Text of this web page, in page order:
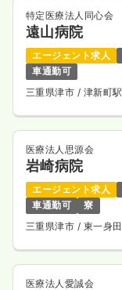
特定医療法人同心会
遠山病院
エージェント求人
車通勤可
三重県津市 / 津新町
医療法人思源会
岩崎病院
エージェント求人
車通勤可
寮
三重県津市 / 東一身
医療法人愛誠会